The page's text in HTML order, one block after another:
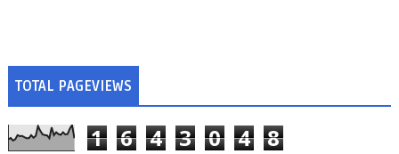
TOTAL PAGEVIEWS
1 6 4 3 0 4 8